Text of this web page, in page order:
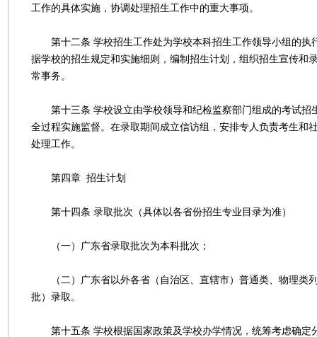
工作的具体实施，协调处理招生工作中的重大事项。
第十二条 学校招生工作处为学校本科招生工作领导小组的执
据学校的招生规定和实施细则，编制招生计划，组织招生宣传和
常事务。
第十三条 学校设立由学校领导和纪检监察部门组成的考试招
全过程实施监督。在录取期间成立信访组，安排专人负责考生和
处理工作。
第四章 招生计划
第十四条 录取批次（具体以各省份招生专业目录为准）
（一）广东省录取批次为本科批次；
（二）广东省以外各省（自治区、直辖市）普通类、物理类
批）录取。
第十五条 学校根据国家政策及学校办学情况，统筹考虑确定